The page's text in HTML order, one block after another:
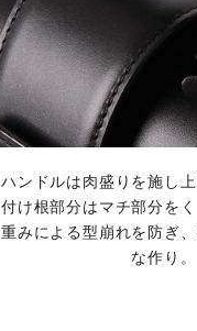
ハンドルは肉盛りを施し上
付け根部分はマチ部分を
重みによる型崩れを防ぎ
な作り。